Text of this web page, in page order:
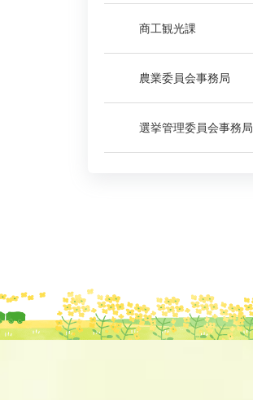
商工観光課
農業委員会事務局
選挙管理委員会事務局